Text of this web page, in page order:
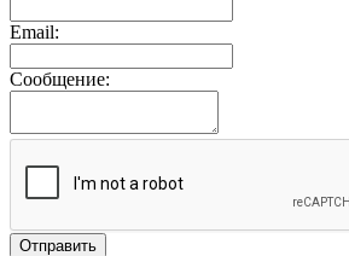
Email:
Сообщение: